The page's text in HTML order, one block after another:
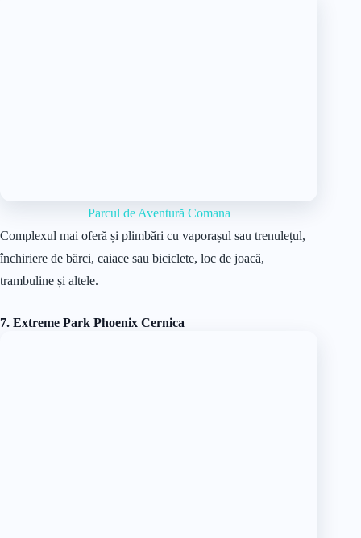
Parcul de Aventură Comana
Complexul mai oferă și plimbări cu vaporașul sau trenulețul,
închiriere de bărci, caiace sau biciclete, loc de joacă,
trambuline și altele.
7. Extreme Park Phoenix Cernica